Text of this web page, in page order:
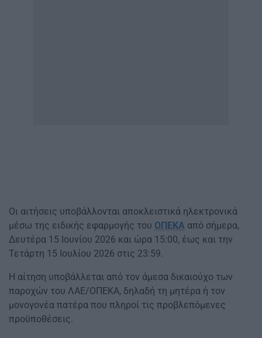
Οι αιτήσεις υποβάλλονται αποκλειστικά ηλεκτρονικά
μέσω της ειδικής εφαρμογής του ΟΠΕΚΑ από σήμερα,
Δευτέρα 15 Ιουνίου 2026 και ώρα 15:00, έως και την
Τετάρτη 15 Ιουλίου 2026 στις 23:59.
Η αίτηση υποβάλλεται από τον άμεσα δικαιούχο των
παροχών του ΛΑΕ/ΟΠΕΚΑ, δηλαδή τη μητέρα ή τον
μονογονέα πατέρα που πληροί τις προβλεπόμενες
προϋποθέσεις.